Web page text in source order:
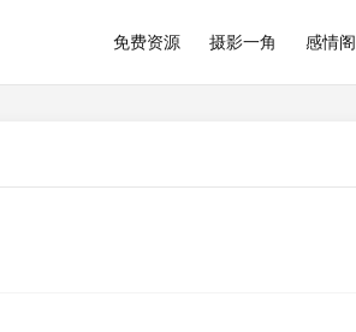
免费资源 摄影一角 感情阁